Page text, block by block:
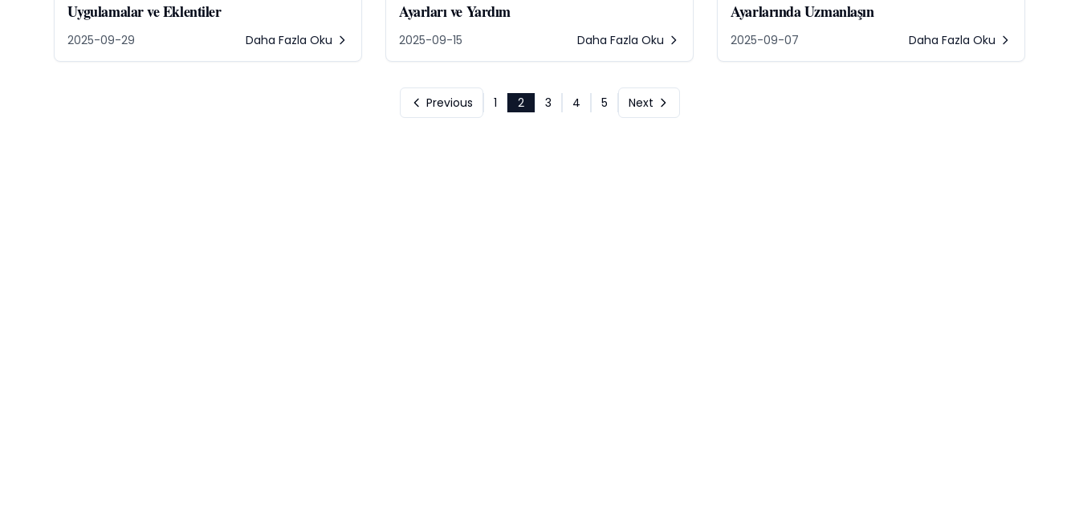
Uygulamalar ve Eklentiler
2025-09-29 Daha Fazla Oku
Ayarları ve Yardım
2025-09-15 Daha Fazla Oku
Ayarlarında Uzmanlaşın
2025-09-07 Daha Fazla Oku
Previous 1 2 3 4 5 Next